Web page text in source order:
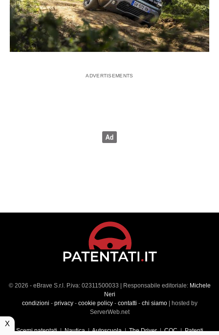
© 2026 - eBrave S.r.l. P.iva: 02311500033 | Responsabile editoriale: Michele
Neri
condizioni - privacy- cookie policy- contatti - chi siamo| hosted by
ServerWeb.net
Scemi patentati|Nautica|Autoscuola|The Driver|CQC|Patenti
X